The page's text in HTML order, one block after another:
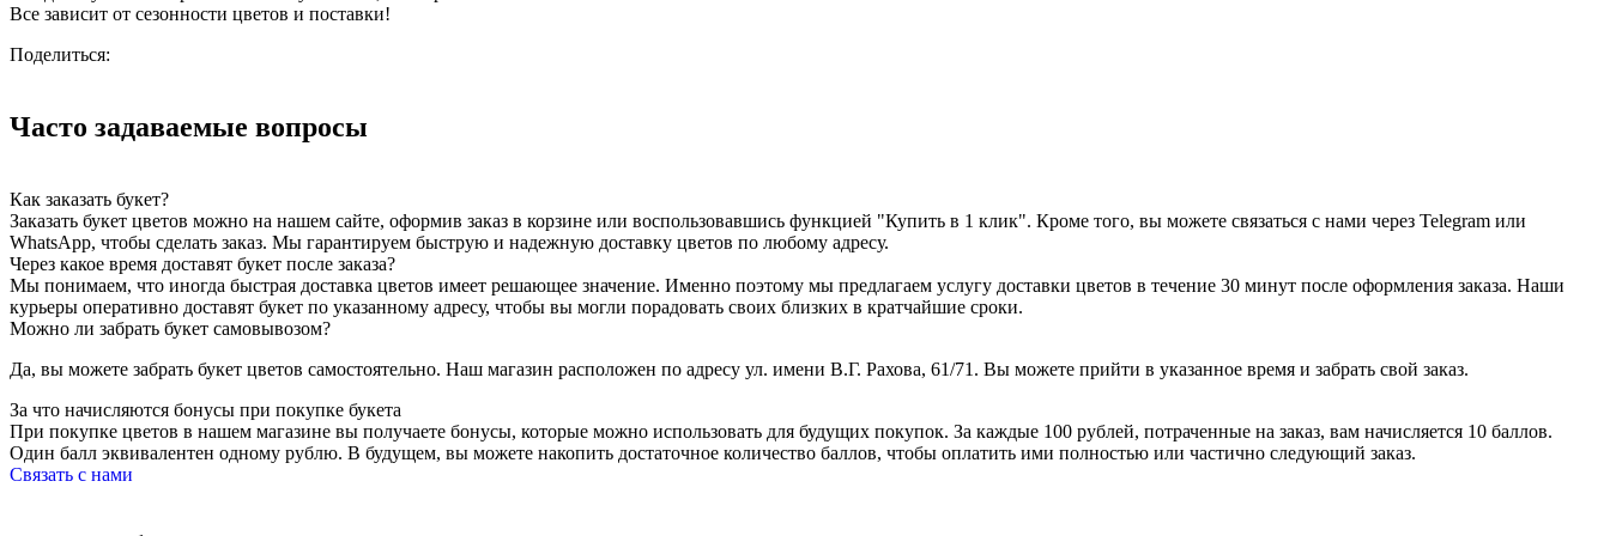
Все зависит от сезонности цветов и поставки!
Поделиться:
Часто задаваемые вопросы
Как заказать букет?
Заказать букет цветов можно на нашем сайте, оформив заказ в корзине или воспользовавшись функцией "Купить в 1 клик". Кроме того, вы можете связаться с нами через Telegram или
WhatsApp, чтобы сделать заказ. Мы гарантируем быструю и надежную доставку цветов по любому адресу.
Через какое время доставят букет после заказа?
Мы понимаем, что иногда быстрая доставка цветов имеет решающее значение. Именно поэтому мы предлагаем услугу доставки цветов в течение 30 минут после оформления заказа. Наши
курьеры оперативно доставят букет по указанному адресу, чтобы вы могли порадовать своих близких в кратчайшие сроки.
Можно ли забрать букет самовывозом?
Да, вы можете забрать букет цветов самостоятельно. Наш магазин расположен по адресу ул. имени В.Г. Рахова, 61/71. Вы можете прийти в указанное время и забрать свой заказ.
За что начисляются бонусы при покупке букета
При покупке цветов в нашем магазине вы получаете бонусы, которые можно использовать для будущих покупок. За каждые 100 рублей, потраченные на заказ, вам начисляется 10 баллов.
Один балл эквивалентен одному рублю. В будущем, вы можете накопить достаточное количество баллов, чтобы оплатить ими полностью или частично следующий заказ.
Связать с нами